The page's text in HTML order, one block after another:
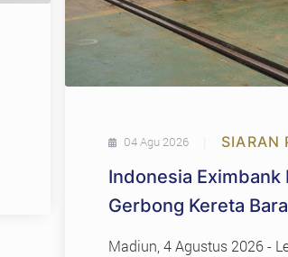
SIARAN
04 Agu 2026
Indonesia Eximbank
Gerbong Kereta
Madiun, 4 Agustus 2026 -